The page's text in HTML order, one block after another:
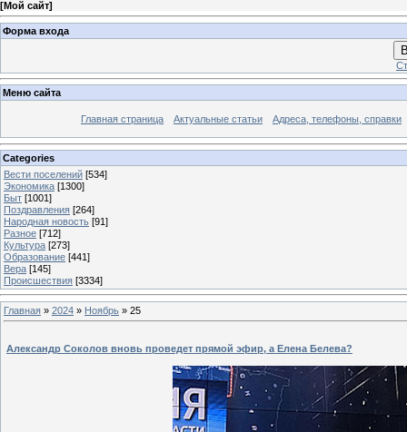
[Мой сайт]
Форма входа
Меню сайта
Главная страница Актуальные статьи Адреса, телефоны, справки
Categories
Вести поселений [534]
Экономика [1300]
Быт [1001]
Поздравления [264]
Народная новость [91]
Разное [712]
Культура [273]
Образование [441]
Вера [145]
Происшествия [3334]
Главная » 2024 » Ноябрь » 25
Александр Соколов вновь проведет прямой эфир, а Елена Белева?